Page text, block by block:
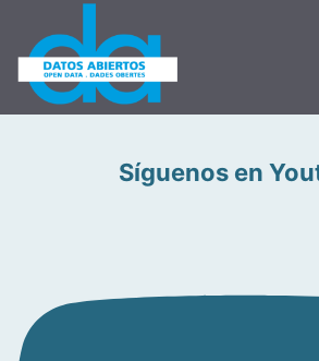
Síguenos en